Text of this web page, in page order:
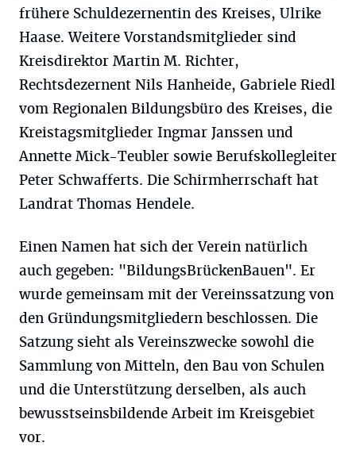
frühere Schuldezernentin des Kreises, Ulrike
Haase. Weitere Vorstandsmitglieder sind
Kreisdirektor Martin M. Richter,
Rechtsdezernent Nils Hanheide, Gabriele Riedl
vom Regionalen Bildungsbüro des Kreises, die
Kreistagsmitglieder Ingmar Janssen und
Annette Mick-Teubler sowie Berufskollegleiter
Peter Schwafferts. Die Schirmherrschaft hat
Landrat Thomas Hendele.
Einen Namen hat sich der Verein natürlich
auch gegeben: "BildungsBrückenBauen". Er
wurde gemeinsam mit der Vereinssatzung von
den Gründungsmitgliedern beschlossen. Die
Satzung sieht als Vereinszwecke sowohl die
Sammlung von Mitteln, den Bau von Schulen
und die Unterstützung derselben, als auch
bewusstseinsbildende Arbeit im Kreisgebiet
vor.